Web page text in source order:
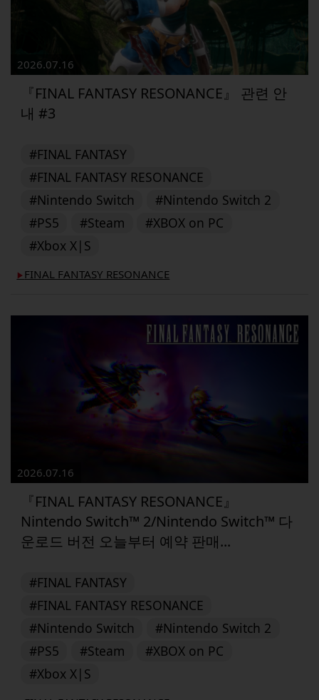
2026.07.16
『FINAL FANTASY RESONANCE』 관련 안
내 #3
#FINAL FANTASY
#FINAL FANTASY RESONANCE
#Nintendo Switch
#Nintendo Switch 2
#PS5
#Steam
#XBOX on PC
#Xbox X|S
▶︎ FINAL FANTASY RESONANCE
2026.07.16
『FINAL FANTASY RESONANCE』
Nintendo Switch™ 2/Nintendo Switch™ 다
운로드 버전 오늘부터 예약 판매...
#FINAL FANTASY
#FINAL FANTASY RESONANCE
#Nintendo Switch
#Nintendo Switch 2
#PS5
#Steam
#XBOX on PC
#Xbox X|S